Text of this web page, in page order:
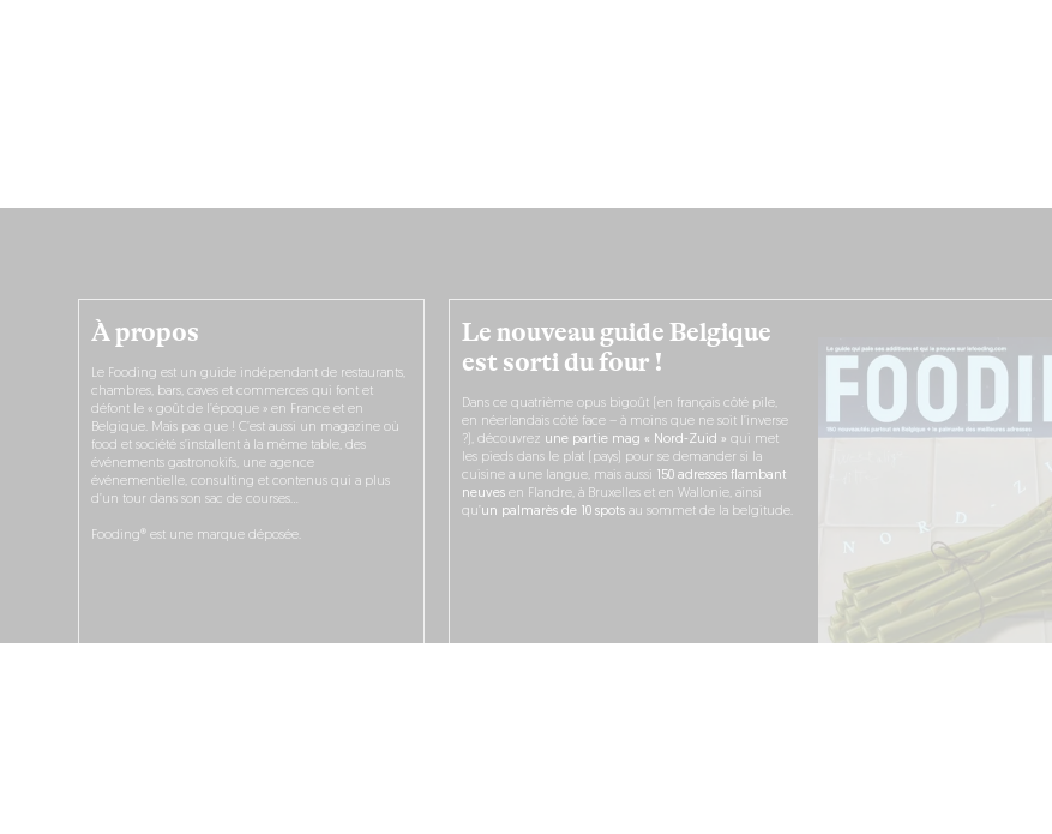
Le nouveau guide Belgique
est sorti du four !
Dans ce quatrième opus bigoût (en français côté pile,
en néerlandais côté face – à moins que ne soit l’inverse
?), découvrez une partie mag « Nord-Zuid » qui met
les pieds dans le plat (pays) pour se demander si la
cuisine a une langue, mais aussi
150 adresses flambant
neuvesen Flandre, à Bruxelles et en Wallonie, ainsi
qu’ un palmarès de 10 spotsau sommet de la belgitude.
À propos
Le Fooding est un guide indépendant de restaurants,
chambres, bars, caves et commerces qui font et
défont le « goût de l’époque » en France et en
Belgique. Mais pas que ! C’est aussi un magazine où
food et société s’installent à la même table, des
événements gastronokifs, une agence
événementielle, consulting et contenus qui a plus
d’un tour dans son sac de courses…
Fooding® est une marque déposée.